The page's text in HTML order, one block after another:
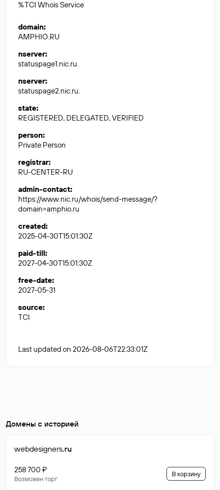
% TCI Whois Service
domain:
AMPHIO.RU
nserver:
statuspage1.nic.ru.
nserver:
statuspage2.nic.ru.
state:
REGISTERED, DELEGATED, VERIFIED
person:
Private Person
registrar:
RU-CENTER-RU
admin-contact:
https://www.nic.ru/whois/send-message/?
domain=amphio.ru
created:
2025-04-30T15:01:30Z
paid-till:
2027-04-30T15:01:30Z
free-date:
2027-05-31
source:
TCI
Last updated on 2026-08-06T22:33:01Z
Домены с историей
webdesigners.ru
258 700 ₽
Возможен торг
В корзину